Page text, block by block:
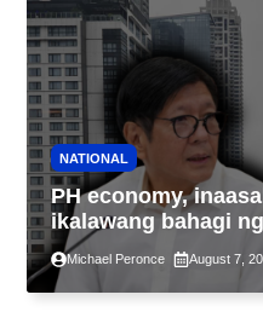
NATIONAL
PH economy,
ikalawang bahagi
2.3% GDP dulot ng
pagkaantala ng
Michael Peronce August 7,